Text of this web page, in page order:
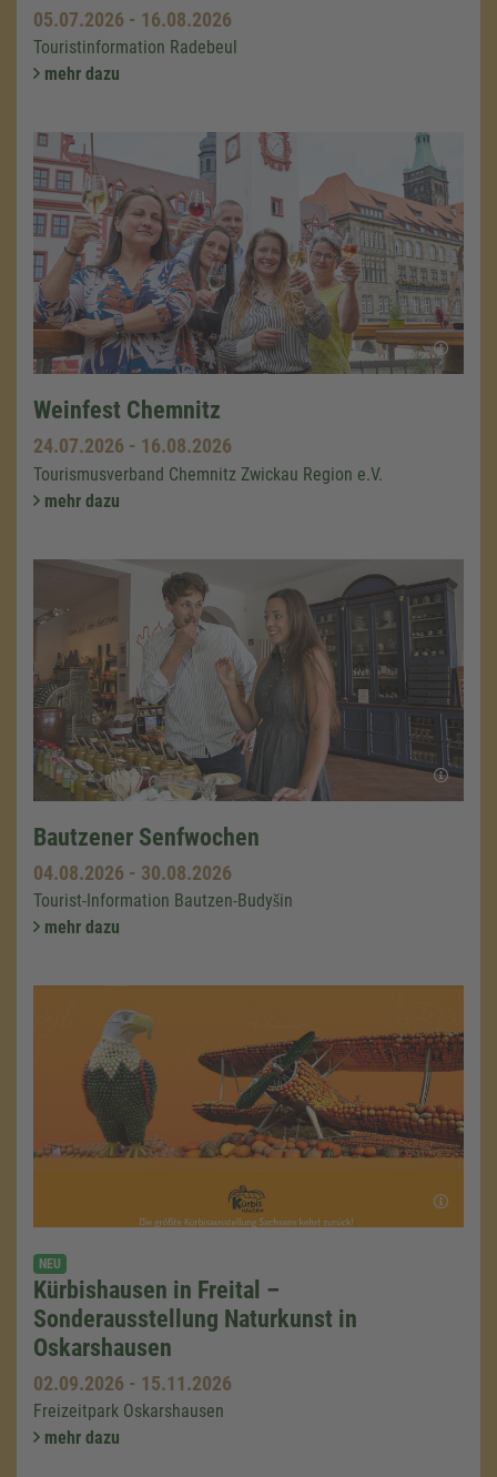
05.07.2026 - 16.08.2026
Touristinformation Radebeul
mehr dazu
Weinfest Chemnitz
24.07.2026 - 16.08.2026
Tourismusverband Chemnitz Zwickau Region e.V.
mehr dazu
Bautzener Senfwochen
04.08.2026 - 30.08.2026
Tourist-Information Bautzen-Budyšin
mehr dazu
NEU
Kürbishausen in Freital –
Sonderausstellung Naturkunst in
Oskarshausen
02.09.2026 - 15.11.2026
Freizeitpark Oskarshausen
mehr dazu